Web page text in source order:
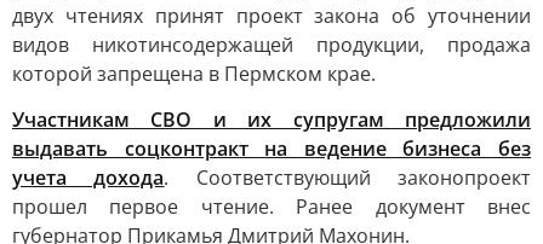
двух чтениях принят проект закона об уточнении
видов никотинсодержащей продукции, продажа
которой запрещена в Пермском крае.
Участникам СВО и их супругам предложили
выдавать соцконтракт на ведение бизнеса без
учета дохода. Соответствующий законопроект
прошел первое чтение. Ранее документ внес
губернатор Прикамья Дмитрий Махонин.